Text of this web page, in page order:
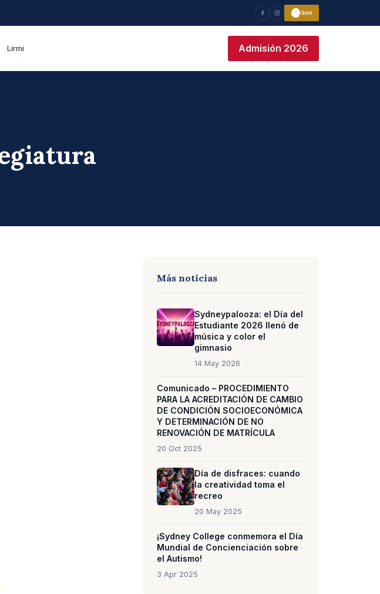
Lirmi Admisión 2026
Más noticias
Sydneypalooza: el Día del
Estudiante 2026 llenó de
música y color el
gimnasio
14 May 2026
Comunicado – PROCEDIMIENTO
PARA LA ACREDITACIÓN DE CAMBIO
DE CONDICIÓN SOCIOECONÓMICA
Y DETERMINACIÓN DE NO
RENOVACIÓN DE MATRÍCULA
20 Oct 2025
Día de disfraces: cuando
la creatividad toma el
recreo
20 May 2025
¡Sydney College conmemora el Día
Mundial de Concienciación sobre
el Autismo!
3 Apr 2025